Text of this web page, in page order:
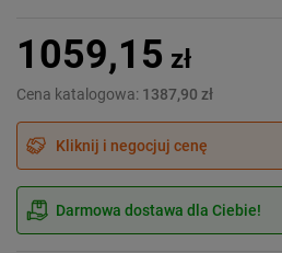
1059,15 zł
Cena katalogowa: 1387,90 zł
Kliknij i negocjuj cenę
Darmowa dostawa dla Ciebie!